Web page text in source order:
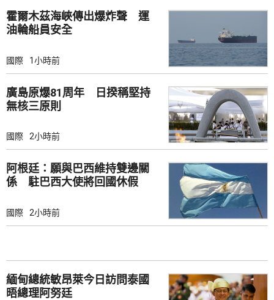
霍爾木茲海峽傳出爆炸聲 運
油輪船員安全
國際 1小時前
廣島原爆81周年 日揆稱堅持
無核三原則
國際 2小時前
阿根廷：願與巴西維持雙邊關
係 駐巴西大使將回國休假
國際 2小時前
緬甸總統敏昂萊今日訪問泰國
晤總理阿努廷